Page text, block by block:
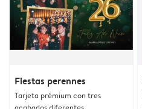
Fiestas perennes
Tarjeta prémium con tres